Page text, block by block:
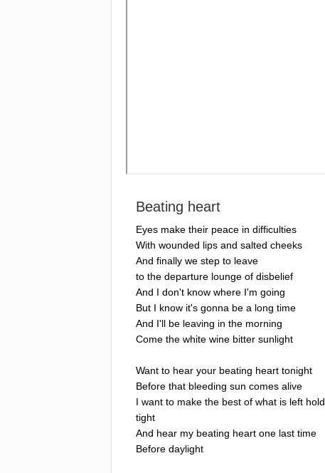
Beating heart
Eyes make their peace in difficulties
With wounded lips and salted cheeks
And finally we step to leave
to the departure lounge of disbelief
And I don't know where I'm going
But I know it's gonna be a long time
And I'll be leaving in the morning
Come the white wine bitter sunlight
Want to hear your beating heart tonight
Before that bleeding sun comes alive
I want to make the best of what is left hold
tight
And hear my beating heart one last time
Before daylight